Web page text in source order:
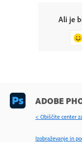
Ali je
ADOBE
< Obiščite center
Izobraževanje in